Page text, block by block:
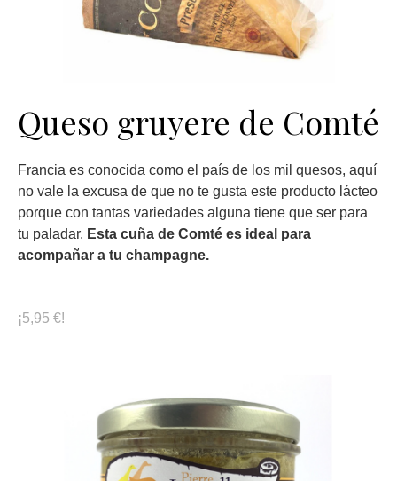
Queso gruyere de Comté
Francia es conocida como el país de los mil quesos, aquí
no vale la excusa de que no te gusta este producto lácteo
porque con tantas variedades alguna tiene que ser para
tu paladar. Esta cuña de Comté es ideal para
acompañar a tu champagne.
¡5,95 €!